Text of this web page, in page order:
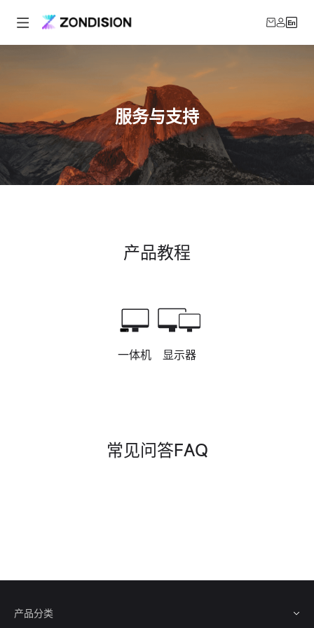
服务与支持
产品教程
一体机 显示器
常见问答FAQ
产品分类